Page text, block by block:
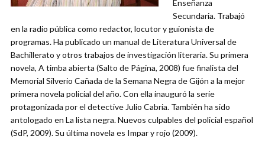
Enseñanza
Secundaria. Trabajó
en la radio pública como redactor, locutor y guionista de
programas. Ha publicado un manual de Literatura Universal de
Bachillerato y otros trabajos de investigación literaria. Su primera
novela, A timba abierta (Salto de Página, 2008) fue finalista del
Memorial Silverio Cañada de la Semana Negra de Gijón a la mejor
primera novela policial del año. Con ella inauguró la serie
protagonizada por el detective Julio Cabria. También ha sido
antologado en La lista negra. Nuevos culpables del policial español
(SdP, 2009). Su última novela es Impar y rojo (2009).